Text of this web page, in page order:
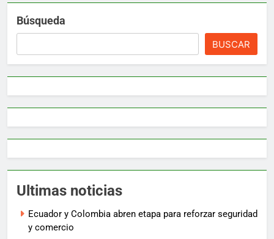
Búsqueda
BUSCAR
Ultimas noticias
Ecuador y Colombia abren etapa para reforzar seguridad
y comercio